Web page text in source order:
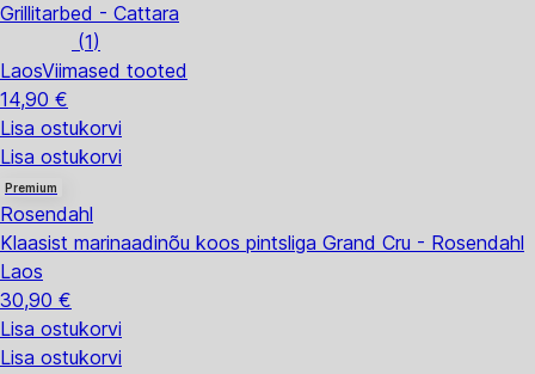
Grillitarbed - Cattara
(1)
LaosViimased tooted
14,90 €
Lisa ostukorvi
Lisa ostukorvi
Premium
Rosendahl
Klaasist marinaadinõu koos pintsliga Grand Cru - Rosendahl
Laos
30,90 €
Lisa ostukorvi
Lisa ostukorvi